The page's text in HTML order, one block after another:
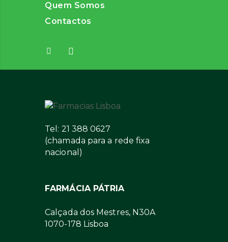
Quem Somos
Contactos
Tel: 21 388 0627
(chamada para a rede fixa
nacional)
FARMÁCIA PÁTRIA
Calçada dos Mestres, N30A
1070-178 Lisboa